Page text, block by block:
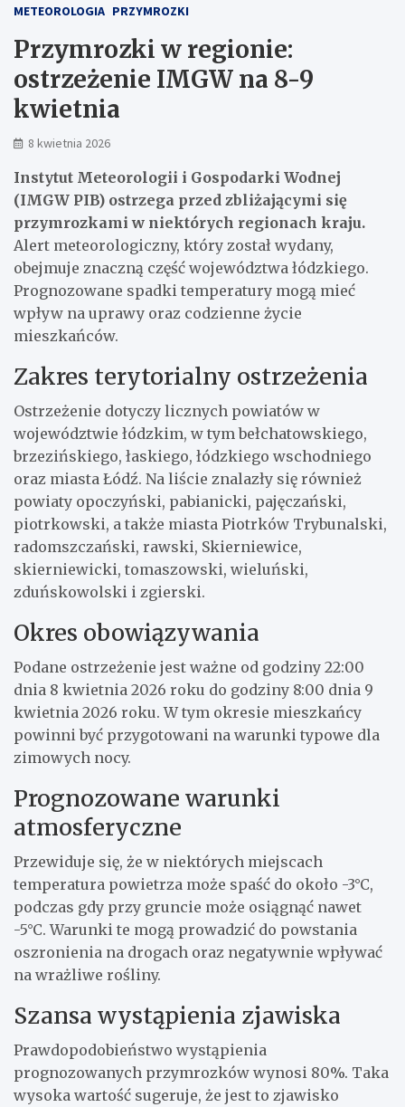
METEOROLOGIA PRZYMROZKI
Przymrozki w regionie:
ostrzeżenie IMGW na 8-9
kwietnia
8 kwietnia 2026
Instytut Meteorologii i Gospodarki Wodnej
(IMGW PIB) ostrzega przed zbliżającymi się
przymrozkami w niektórych regionach kraju.
Alert meteorologiczny, który został wydany,
obejmuje znaczną część województwa łódzkiego.
Prognozowane spadki temperatury mogą mieć
wpływ na uprawy oraz codzienne życie
mieszkańców.
Zakres terytorialny ostrzeżenia
Ostrzeżenie dotyczy licznych powiatów w
województwie łódzkim, w tym bełchatowskiego,
brzezińskiego, łaskiego, łódzkiego wschodniego
oraz miasta Łódź. Na liście znalazły się również
powiaty opoczyński, pabianicki, pajęczański,
piotrkowski, a także miasta Piotrków Trybunalski,
radomszczański, rawski, Skierniewice,
skierniewicki, tomaszowski, wieluński,
zduńskowolski i zgierski.
Okres obowiązywania
Podane ostrzeżenie jest ważne od godziny 22:00
dnia 8 kwietnia 2026 roku do godziny 8:00 dnia 9
kwietnia 2026 roku. W tym okresie mieszkańcy
powinni być przygotowani na warunki typowe dla
zimowych nocy.
Prognozowane warunki
atmosferyczne
Przewiduje się, że w niektórych miejscach
temperatura powietrza może spaść do około -3°C,
podczas gdy przy gruncie może osiągnąć nawet
-5°C. Warunki te mogą prowadzić do powstania
oszronienia na drogach oraz negatywnie wpływać
na wrażliwe rośliny.
Szansa wystąpienia zjawiska
Prawdopodobieństwo wystąpienia
prognozowanych przymrozków wynosi 80%. Taka
wysoka wartość sugeruje, że jest to zjawisko